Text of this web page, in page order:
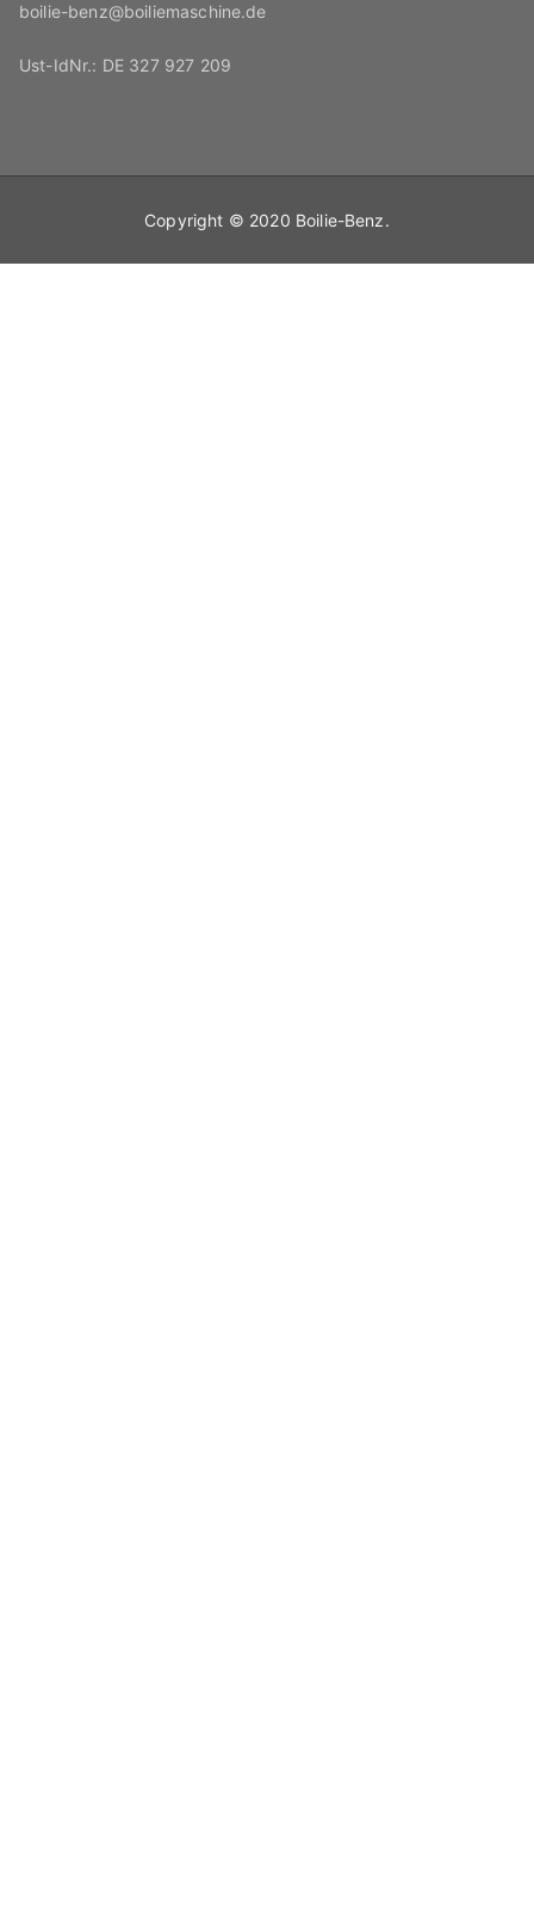
boilie-benz@boiliemaschine.de
Ust-IdNr.: DE 327 927 209
Copyright © 2020 Boilie-Benz.